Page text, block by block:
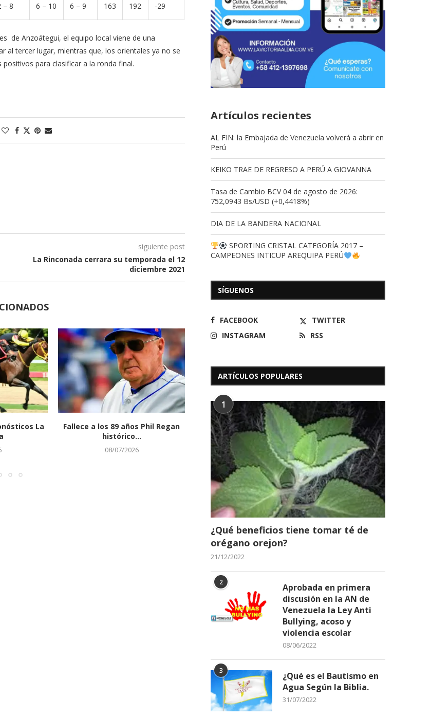
– 8 6 – 10 6 – 9 163 192 -29
de Anzoátegui, el equipo local viene de una
al tercer lugar, mientras que, los orientales ya no se
para clasificar a la ronda final.
siguiente post
La Rinconada cerrara su temporada el 12
diciembre 2021
La
Fallece a los 89 años Phil Regan
histórico...
08/07/2026
Venezuela logra histórica
clasificación al Mundial Sub-19
tras...
17/06/2026
LA VICTORIA AL DIA
LA RINCONADA
16/05/2026
Artículos recientes
AL FIN: la Embajada de Venezuela volverá a abrir en
Perú
KEIKO TRAE DE REGRESO A PERÚ A GIOVANNA
Tasa de Cambio BCV 04 de agosto de 2026:
752,0943 Bs/USD (+0,4418%)
DIA DE LA BANDERA NACIONAL
SPORTING CRISTAL CATEGORÍA 2017 –
CAMPEONES INTICUP AREQUIPA PERÚ
SÍGUENOS
FACEBOOK
TWITTER
INSTAGRAM
RSS
ARTÍCULOS POPULARES
1
¿Qué beneficios tiene tomar té de
orégano orejon?
21/12/2022
2
Aprobada en primera
discusión en la AN de
Venezuela la Ley Anti
Bullying, acoso y
violencia escolar
08/06/2022
3
¿Qué es el Bautismo en
Agua Según la Biblia.
31/07/2022